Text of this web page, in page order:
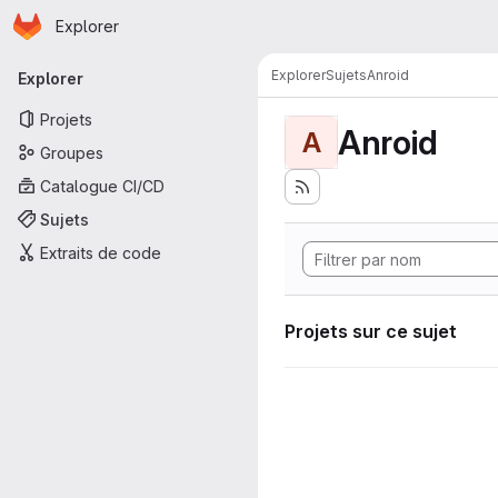
Passer au contenu principal
Page d'accueil
Explorer
Navigation principale
Explorer
Projets
Groupes
Catalogue CI/CD
Sujets
Extraits de code
ExplorerSujetsAnroid
A Anroid
Projets sur ce sujet